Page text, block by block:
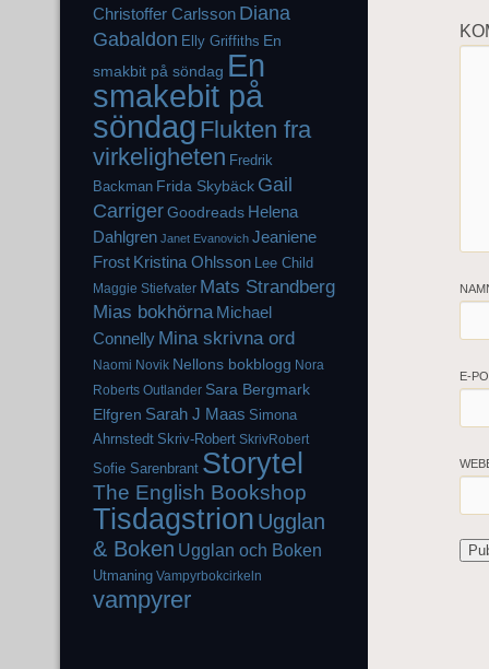
E-
Christoffer Carlsson Diana
Gabaldon Elly Griffiths En
smakbit på söndag En
smakebit på
söndag Flukten fra
virkeligheten Fredrik
Backman Frida Skybäck Gail
CarrigerGoodreads Helena
Dahlgren Janet Evanovich Jeaniene
Frost Kristina Ohlsson Lee Child
Maggie Stiefvater Mats Strandberg
Mias bokhörna Michael
Connelly Mina skrivna ord
Naomi Novik Nellons bokblogg Nora
Roberts Outlander Sara Bergmark
Elfgren Sarah J Maas Simona
Ahrnstedt Skriv-Robert SkrivRobert
Sofie Sarenbrant Storytel
The English Bookshop
Tisdagstrion Ugglan
& Boken Ugglan och Boken
Utmaning Vampyrbokcirkeln
vampyrer